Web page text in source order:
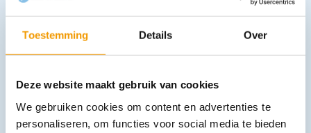
Toestemming Details Over
Deze website maakt gebruik van cookies
We gebruiken cookies om content en advertenties te
personaliseren, om functies voor social media te bieden
€9,44 incl. btw
7.8 excl. btw
In winkelwagen